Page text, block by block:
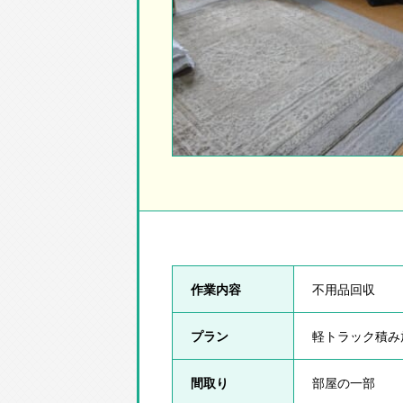
作業内容 不用品回収
プラン 軽トラック積
間取り 部屋の一部